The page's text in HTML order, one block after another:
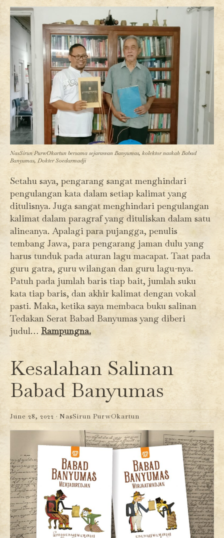
NasSirun PurwOkartun bersama sejarawan Banyumas, kolektor naskah Babad
Banyumas, Dokter Soedarmadji
Setahu saya, pengarang sangat menghindari
pengulangan kata dalam setiap kalimat yang
ditulisnya. Juga sangat menghindari pengulangan
kalimat dalam paragraf yang dituliskan dalam satu
alineanya. Apalagi para pujangga, penulis
tembang Jawa, para pengarang jaman dulu yang
harus tunduk pada aturan lagu macapat. Taat pada
guru gatra, guru wilangan dan guru lagu-nya.
Patuh pada jumlah baris tiap bait, jumlah suku
kata tiap baris, dan akhir kalimat dengan vokal
pasti. Maka, ketika saya membaca buku salinan
Tedakan Serat Babad Banyumas yang diberi
judul… Rampungna.
Kesalahan Salinan
Babad Banyumas
June 28, 2022 · NasSirun PurwOkartun